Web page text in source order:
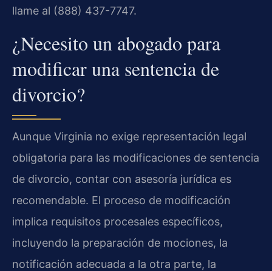
llame al (888) 437-7747.
¿Necesito un abogado para
modificar una sentencia de
divorcio?
Aunque Virginia no exige representación legal
obligatoria para las modificaciones de sentencia
de divorcio, contar con asesoría jurídica es
recomendable. El proceso de modificación
implica requisitos procesales específicos,
incluyendo la preparación de mociones, la
notificación adecuada a la otra parte, la